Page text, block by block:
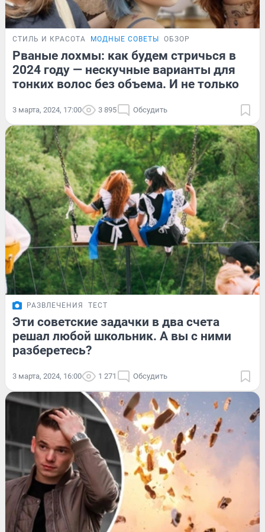
СТИЛЬ И КРАСОТА МОДНЫЕ СОВЕТЫ ОБЗОР
Рваные лохмы: как будем стричься в
2024 году — нескучные варианты для
тонких волос без объема. И не только
3 марта, 2024, 17:00 3 895 Обсудить
РАЗВЛЕЧЕНИЯ ТЕСТ
Эти советские задачки в два счета
решал любой школьник. А вы с ними
разберетесь?
3 марта, 2024, 16:00 1 271 Обсудить